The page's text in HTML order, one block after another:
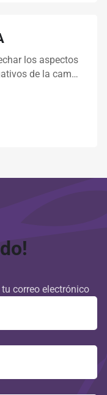
los aspectos
de la cam…
correo electrónico